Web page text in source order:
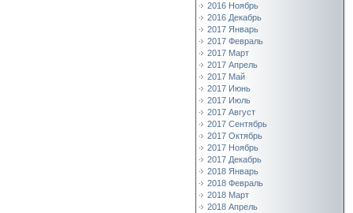
2016 Ноябрь
2016 Декабрь
2017 Январь
2017 Февраль
2017 Март
2017 Апрель
2017 Май
2017 Июнь
2017 Июль
2017 Август
2017 Сентябрь
2017 Октябрь
2017 Ноябрь
2017 Декабрь
2018 Январь
2018 Февраль
2018 Март
2018 Апрель